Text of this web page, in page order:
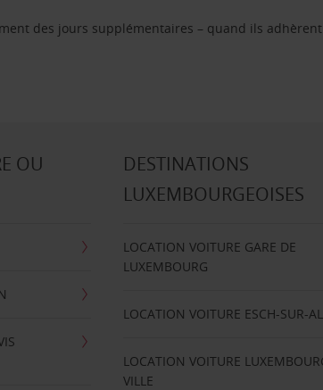
des jours supplémentaires – quand ils
OU
DESTINATIONS
LUXEMBOURGEOISES
LOCATION VOITURE GARE DE
LUXEMBOURG
LOCATION VOITURE ESCH-SUR-
LOCATION VOITURE
VILLE